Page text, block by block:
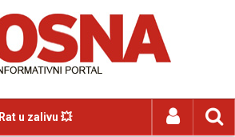
Rat u zalivu 💥